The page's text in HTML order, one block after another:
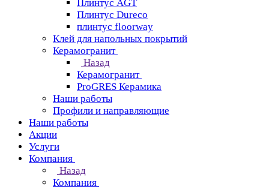
Плинтус AGT
Плинтус Dureco
плинтус floorway
Клей для напольных покрытий
Керамогранит
Назад
Керамогранит
ProGRES Керамика
Наши работы
Профили и направляющие
Наши работы
Акции
Услуги
Компания
Назад
Компания